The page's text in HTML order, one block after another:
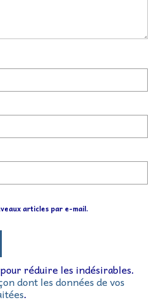
articles par e-mail.
réduire les indésirables.
dont les données de vos
.